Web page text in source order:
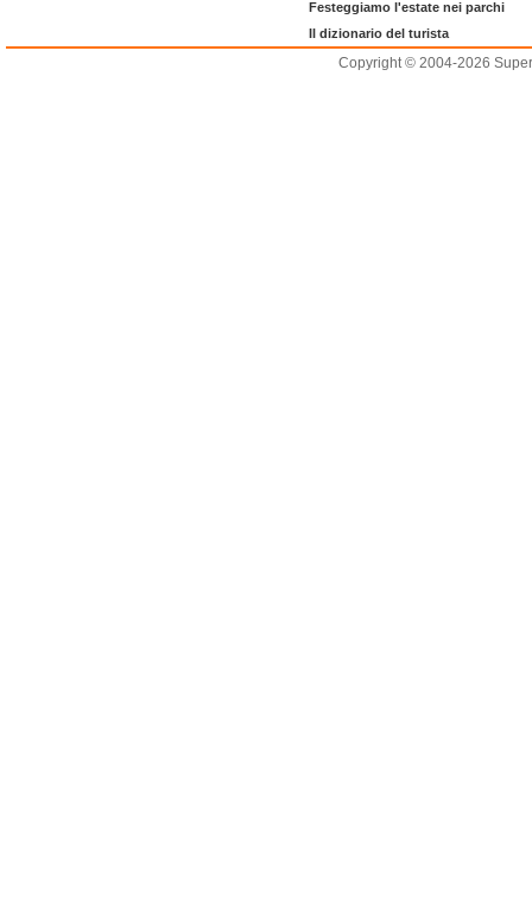
Festeggiamo l'estate nei parchi
Il dizionario del turista
Copyright © 2004-2026